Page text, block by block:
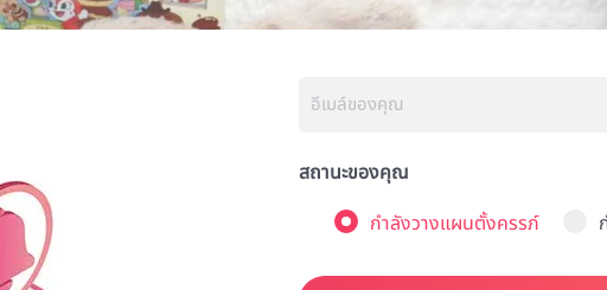
สถานะของคุณ
กำลังวางแผนตั้งครรภ์